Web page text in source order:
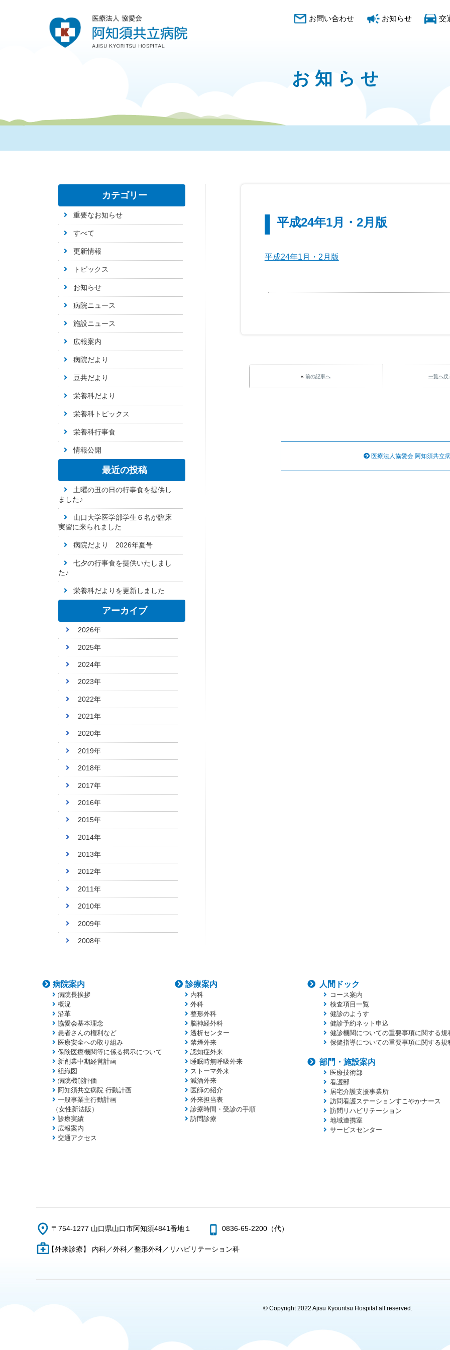
交
お知らせ
お問い合わせ
お知らせ
平成24年1月・2月版
平成24年1月・2月版
«前の記事へ 一覧へ戻
医療法人協愛会 阿知須共立
カテゴリー
重要なお知らせ
すべて
更新情報
トピックス
お知らせ
病院ニュース
施設ニュース
広報案内
病院だより
豆共だより
栄養科だより
栄養科トピックス
栄養科行事食
情報公開
最近の投稿
土曜の丑の日の行事食を提供し
ました♪
山口大学医学部学生６名が臨床
実習に来られました
病院だより 2026年夏号
七夕の行事食を提供いたしまし
た♪
栄養科だよりを更新しました
アーカイブ
2026年
2025年
2024年
2023年
2022年
2021年
2020年
2019年
2018年
2017年
2016年
2015年
2014年
2013年
2012年
2011年
2010年
2009年
2008年
病院案内
病院長挨拶
概況
沿革
協愛会基本理念
患者さんの権利など
医療安全への取り組み
保険医療機関等に係る掲示について
新創業中期経営計画
組織図
病院機能評価
阿知須共立病院 行動計画
一般事業主行動計画
（女性新法版）
診療実績
広報案内
交通アクセス
診療案内
内科
外科
整形外科
脳神経外科
透析センター
禁煙外来
認知症外来
睡眠時無呼吸外来
ストーマ外来
減酒外来
医師の紹介
外来担当表
診療時間・受診の手順
訪問診療
人間ドック
コース案内
検査項目一覧
健診のようす
健診予約ネット申込
健診機関についての重要事項に関する規
保健指導についての重要事項に関する規
部門・施設案内
医療技術部
看護部
居宅介護支援事業所
訪問看護ステーションすこやかナース
訪問リハビリテーション
地域連携室
サービスセンター
〒754-1277 山口県山口市阿知須4841番地１ 0836-65-2200（代）
【外来診療】 内科／外科／整形外科／リハビリテーション科
© Copyright 2022 Ajisu Kyouritsu Hospital all reserved.